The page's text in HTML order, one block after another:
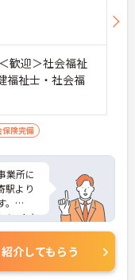
歓迎＞社会福祉
福祉士・社会福
保険完備
業所に
駅より
ートと
丁寧に
サポ
ます。
、さら
紹介してもらう